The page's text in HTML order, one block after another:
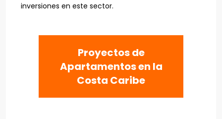
inversiones en este sector.
Proyectos de
Apartamentos en la
Costa Caribe